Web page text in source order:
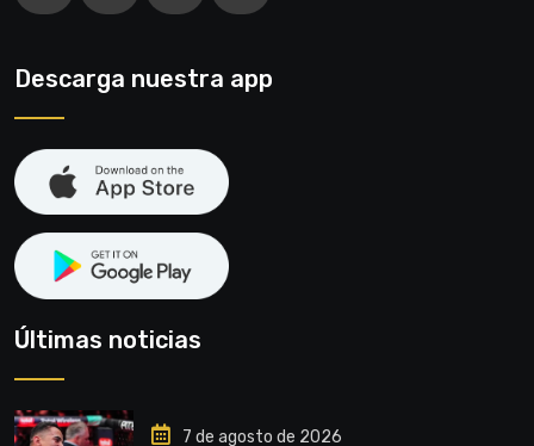
Descarga nuestra app
Últimas noticias
7 de agosto de 2026